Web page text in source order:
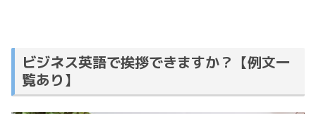
ビジネス英語で挨拶できますか？【例文一
覧あり】